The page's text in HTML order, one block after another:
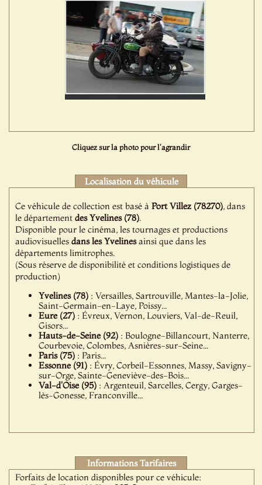
Cliquez sur la photo pour l'agrandir
Localisation du véhicule
Ce véhicule de collection est basé àPort Villez (78270), dans
le départementdes Yvelines (78).
Disponible pour le cinéma, les tournages et productions
audiovisuellesdans les Yvelinesainsi que dans les
départements limitrophes.
(Sous réserve de disponibilité et conditions logistiques de
production)
Yvelines (78) : Versailles, Sartrouville, Mantes-la-Jolie,
Saint-Germain-en-Laye, Poissy...
Eure (27) : Évreux, Vernon, Louviers, Val-de-Reuil,
Gisors...
Hauts-de-Seine (92) : Boulogne-Billancourt, Nanterre,
Courbevoie, Colombes, Asnières-sur-Seine...
Paris (75) : Paris...
Essonne (91) : Évry, Corbeil-Essonnes, Massy, Savigny-
sur-Orge, Sainte-Geneviève-des-Bois...
Val-d'Oise (95) : Argenteuil, Sarcelles, Cergy, Garges-
lès-Gonesse, Franconville...
Informations Tarifaires
Forfaits de location disponibles pour ce véhicule: